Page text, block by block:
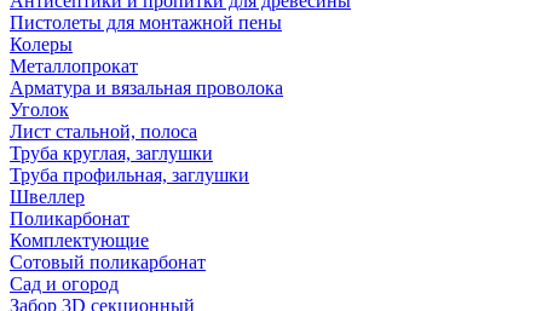
Пистолеты для монтажной пены
Колеры
Металлопрокат
Арматура и вязальная проволока
Уголок
Лист стальной, полоса
Труба круглая, заглушки
Труба профильная, заглушки
Швеллер
Поликарбонат
Комплектующие
Сотовый поликарбонат
Сад и огород
Забор 3D секционный